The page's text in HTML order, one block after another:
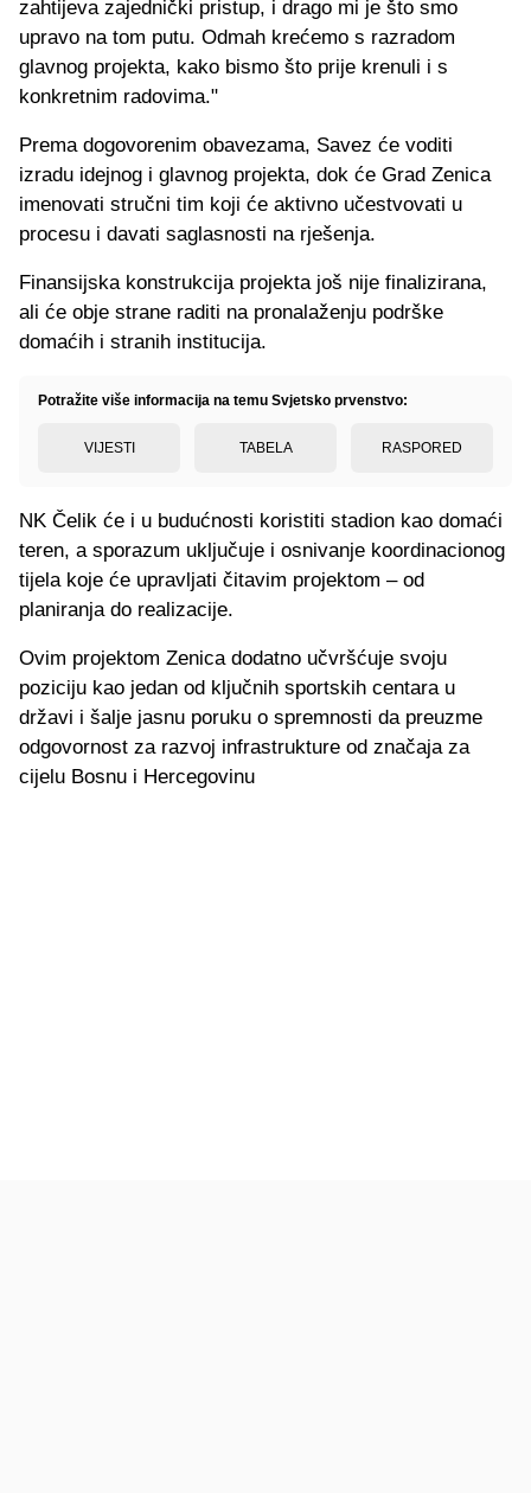
zahtijeva zajednički pristup, i drago mi je što smo
upravo na tom putu. Odmah krećemo s razradom
glavnog projekta, kako bismo što prije krenuli i s
konkretnim radovima."
Prema dogovorenim obavezama, Savez će voditi
izradu idejnog i glavnog projekta, dok će Grad Zenica
imenovati stručni tim koji će aktivno učestvovati u
procesu i davati saglasnosti na rješenja.
Finansijska konstrukcija projekta još nije finalizirana,
ali će obje strane raditi na pronalaženju podrške
domaćih i stranih institucija.
Potražite više informacija na temu Svjetsko prvenstvo:
VIJESTI TABELA RASPORED
NK Čelik će i u budućnosti koristiti stadion kao domaći
teren, a sporazum uključuje i osnivanje koordinacionog
tijela koje će upravljati čitavim projektom – od
planiranja do realizacije.
Ovim projektom Zenica dodatno učvršćuje svoju
poziciju kao jedan od ključnih sportskih centara u
državi i šalje jasnu poruku o spremnosti da preuzme
odgovornost za razvoj infrastrukture od značaja za
cijelu Bosnu i Hercegovinu